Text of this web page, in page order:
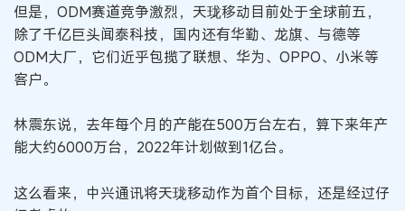
但是，ODM赛道竞争激烈，天珑移动目前处于全球前五，
除了千亿巨头闻泰科技，国内还有华勤、龙旗、与德等
ODM大厂，它们近乎包揽了联想、华为、OPPO、小米等
客户。
林震东说，去年每个月的产能在500万台左右，算下来年产
能大约6000万台，2022年计划做到1亿台。
这么看来，中兴通讯将天珑移动作为首个目标，还是经过仔